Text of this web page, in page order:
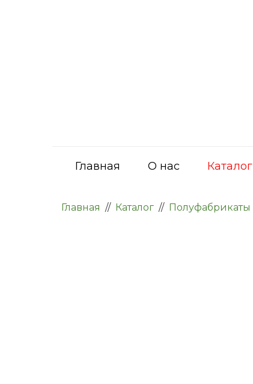
Главная О нас Каталог
Главная // Каталог // Полуфабрикаты